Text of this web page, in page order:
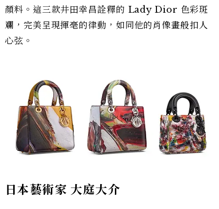
顏料。這三款井田幸昌詮釋的 Lady Dior 色彩斑
斕，完美呈現揮毫的律動，如同他的肖像畫般扣人
心弦。
日本藝術家 大庭大介